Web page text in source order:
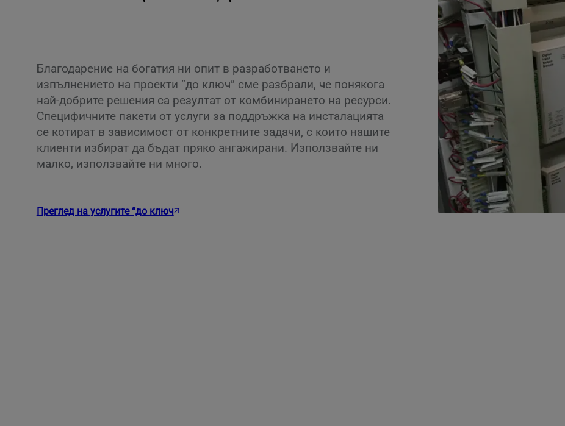
Благодарение на богатия ни опит в разработването и
изпълнението на проекти “до ключ” сме разбрали, че понякога
най-добрите решения са резултат от комбинирането на ресурси.
Специфичните пакети от услуги за поддръжка на инсталацията
се котират в зависимост от конкретните задачи, с които нашите
клиенти избират да бъдат пряко ангажирани. Използвайте ни
малко, използвайте ни много.
Преглед на услугите “до ключ